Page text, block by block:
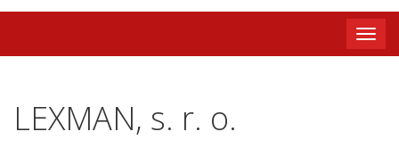
Toggle
LEXMAN, s. r. o.